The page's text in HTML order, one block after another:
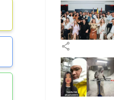
share